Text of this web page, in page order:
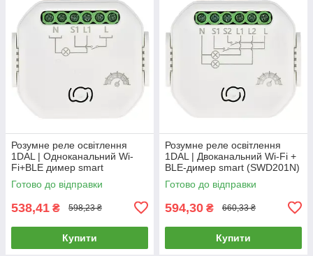
Розумне реле освітлення
1DAL | Одноканальний Wi-
Fi+BLE димер smart
(SWD101N)
Готово до відправки
538,41 ₴ 598,23 ₴
Купити
Розумне реле освітлення
1DAL | Двоканальний Wi-Fi +
BLE-димер smart (SWD201N)
Готово до відправки
594,30 ₴ 660,33 ₴
Купити